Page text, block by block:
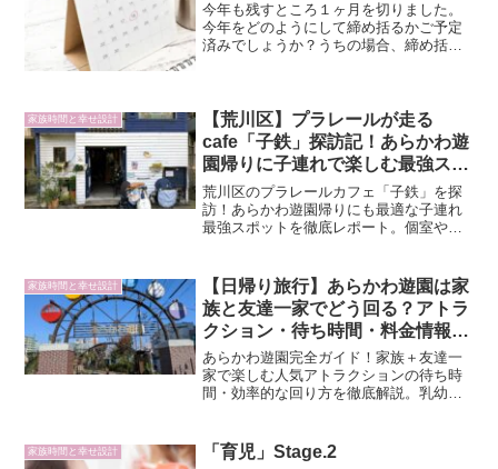
今年も残すところ１ヶ月を切りました。
今年をどのようにして締め括るかご予定
済みでしょうか？うちの場合、締め括り
ことにします。
家族時間と幸せ設計
【荒川区】プラレールが走る
cafe「子鉄」探訪記！あらかわ遊
園帰りに子連れで楽しむ最強スポ
ット
荒川区のプラレールカフェ「子鉄」を探
訪！あらかわ遊園帰りにも最適な子連れ
最強スポットを徹底レポート。個室やお
家族時間と幸せ設計
【日帰り旅行】あらかわ遊園は家
族と友達一家でどう回る？アトラ
クション・待ち時間・料金情報ま
とめ
あらかわ遊園完全ガイド！家族＋友達一
家で楽しむ人気アトラクションの待ち時
間・効率的な回り方を徹底解説。乳幼児
します！
家族時間と幸せ設計 「育児」Stage.2